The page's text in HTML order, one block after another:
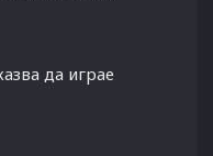
да играе